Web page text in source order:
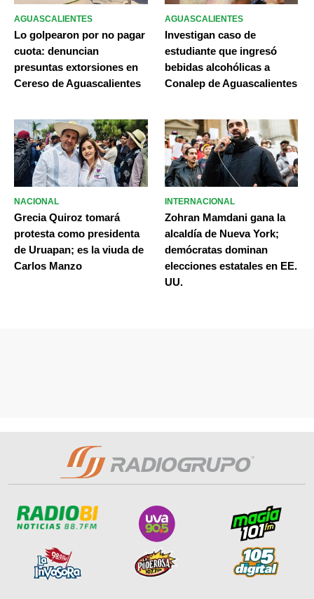
AGUASCALIENTES
Lo golpearon por no pagar
cuota: denuncian
presuntas extorsiones en
Cereso de Aguascalientes
AGUASCALIENTES
Investigan caso de
estudiante que ingresó
bebidas alcohólicas a
Conalep de Aguascalientes
NACIONAL
Grecia Quiroz tomará
protesta como presidenta
de Uruapan; es la viuda de
Carlos Manzo
INTERNACIONAL
Zohran Mamdani gana la
alcaldía de Nueva York;
demócratas dominan
elecciones estatales en EE.
UU.